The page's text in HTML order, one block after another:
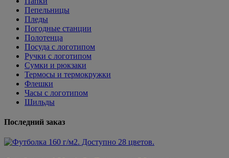
Пепельницы
Пледы
Погодные станции
Полотенца
Посуда с логотипом
Ручки с логотипом
Сумки и рюкзаки
Термосы и термокружки
Флешки
Часы с логотипом
Шильды
Последний заказ